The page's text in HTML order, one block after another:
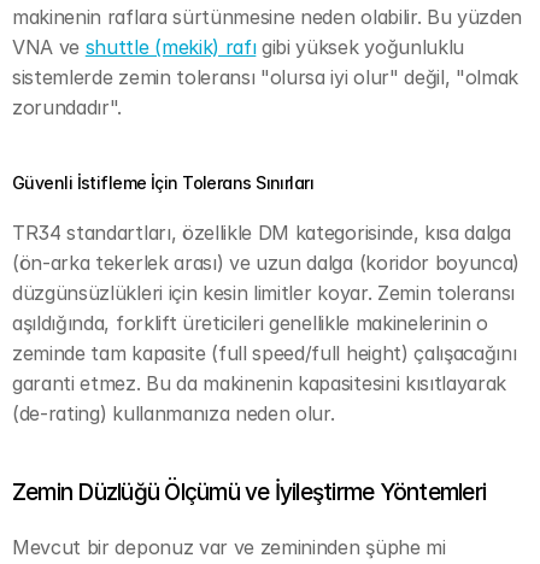
makinenin raflara sürtünmesine neden olabilir. Bu yüzden
VNA ve shuttle (mekik) rafı gibi yüksek yoğunluklu
sistemlerde zemin toleransı "olursa iyi olur" değil, "olmak
zorundadır".
Güvenli İstifleme İçin Tolerans Sınırları
TR34 standartları, özellikle DM kategorisinde, kısa dalga
(ön-arka tekerlek arası) ve uzun dalga (koridor boyunca)
düzgünsüzlükleri için kesin limitler koyar. Zemin toleransı
aşıldığında, forklift üreticileri genellikle makinelerinin o
zeminde tam kapasite (full speed/full height) çalışacağını
garanti etmez. Bu da makinenin kapasitesini kısıtlayarak
(de-rating) kullanmanıza neden olur.
Zemin Düzlüğü Ölçümü ve İyileştirme Yöntemleri
Mevcut bir deponuz var ve zemininden şüphe mi